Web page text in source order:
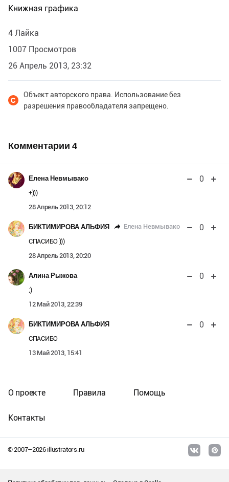
Книжная графика
4 Лайка
1007 Просмотров
26 Апрель 2013, 23:32
Объект авторского права. Использование без
разрешения правообладателя запрещено.
Комментарии 4
Елена Невмывако 0
+)))
28 Апрель 2013, 20:12
БИКТИМИРОВА АЛЬФИЯ Елена Невмывако 0
СПАСИБО )))
28 Апрель 2013, 20:20
Алина Рыжова 0
;)
12 Май 2013, 22:39
БИКТИМИРОВА АЛЬФИЯ 0
СПАСИБО
13 Май 2013, 15:41
© 2007–2026illustrators.ru
О проекте Правила Помощь
Контакты